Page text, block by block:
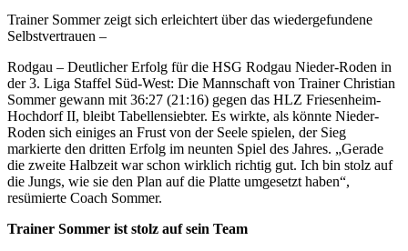
Trainer Sommer zeigt sich erleichtert über das wiedergefundene
Selbstvertrauen –
Rodgau – Deutlicher Erfolg für die HSG Rodgau Nieder-Roden in
der 3. Liga Staffel Süd-West: Die Mannschaft von Trainer Christian
Sommer gewann mit 36:27 (21:16) gegen das HLZ Friesenheim-
Hochdorf II, bleibt Tabellensiebter. Es wirkte, als könnte Nieder-
Roden sich einiges an Frust von der Seele spielen, der Sieg
markierte den dritten Erfolg im neunten Spiel des Jahres. „Gerade
die zweite Halbzeit war schon wirklich richtig gut. Ich bin stolz auf
die Jungs, wie sie den Plan auf die Platte umgesetzt haben“,
resümierte Coach Sommer.
Trainer Sommer ist stolz auf sein Team